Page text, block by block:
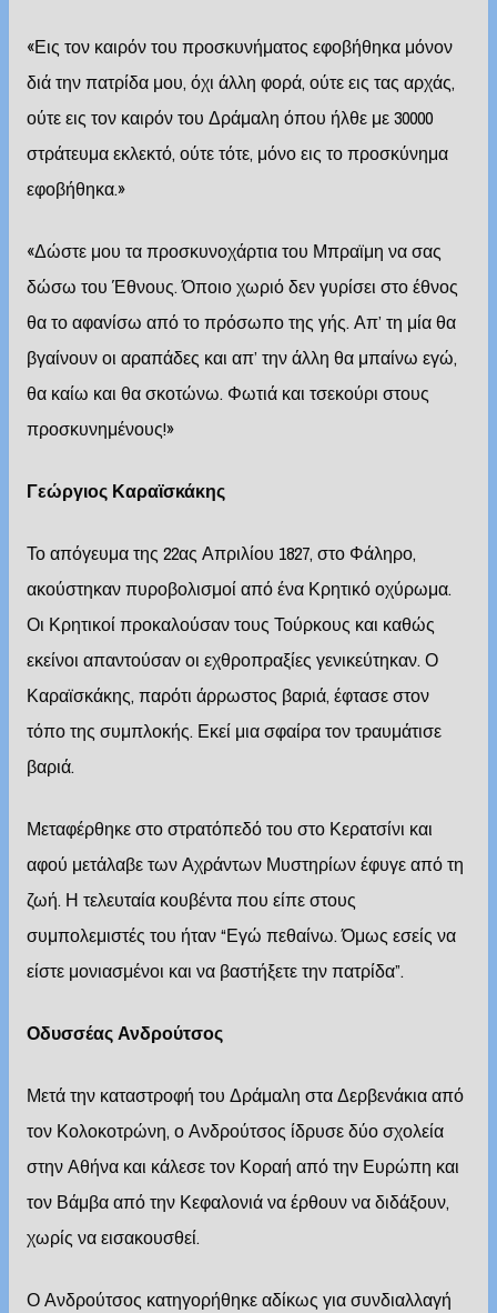
«Εις τον καιρόν του προσκυνήματος εφοβήθηκα μόνον
διά την πατρίδα μου, όχι άλλη φορά, ούτε εις τας αρχάς,
ούτε εις τον καιρόν του Δράμαλη όπου ήλθε με 30000
στράτευμα εκλεκτό, ούτε τότε, μόνο εις το προσκύνημα
εφοβήθηκα.»
«Δώστε μου τα προσκυνοχάρτια του Μπραϊμη να σας
δώσω του Έθνους. Όποιο χωριό δεν γυρίσει στο έθνος
θα το αφανίσω από το πρόσωπο της γής. Απ’ τη μία θα
βγαίνουν οι αραπάδες και απ’ την άλλη θα μπαίνω εγώ,
θα καίω και θα σκοτώνω. Φωτιά και τσεκούρι στους
προσκυνημένους!»
Γεώργιος Καραϊσκάκης
Το απόγευμα της 22ας Απριλίου 1827, στο Φάληρο,
ακούστηκαν πυροβολισμοί από ένα Κρητικό οχύρωμα.
Οι Κρητικοί προκαλούσαν τους Τούρκους και καθώς
εκείνοι απαντούσαν οι εχθροπραξίες γενικεύτηκαν. Ο
Καραϊσκάκης, παρότι άρρωστος βαριά, έφτασε στον
τόπο της συμπλοκής. Εκεί μια σφαίρα τον τραυμάτισε
βαριά.
Μεταφέρθηκε στο στρατόπεδό του στο Κερατσίνι και
αφού μετάλαβε των Αχράντων Μυστηρίων έφυγε από τη
ζωή. Η τελευταία κουβέντα που είπε στους
συμπολεμιστές του ήταν “Εγώ πεθαίνω. Όμως εσείς να
είστε μονιασμένοι και να βαστήξετε την πατρίδα”.
Οδυσσέας Ανδρούτσος
Μετά την καταστροφή του Δράμαλη στα Δερβενάκια από
τον Κολοκοτρώνη, ο Ανδρούτσος ίδρυσε δύο σχολεία
στην Αθήνα και κάλεσε τον Κοραή από την Ευρώπη και
τον Βάμβα από την Κεφαλονιά να έρθουν να διδάξουν,
χωρίς να εισακουσθεί.
Ο Ανδρούτσος κατηγορήθηκε αδίκως για συνδιαλλαγή